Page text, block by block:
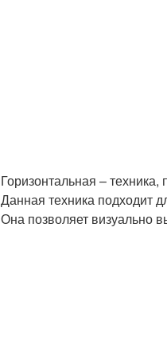
Горизонтальная – техника,
Данная техника подходит
Она позволяет визуально